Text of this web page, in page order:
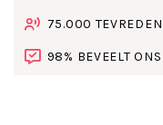
75.000
98% BEVEELT ONS